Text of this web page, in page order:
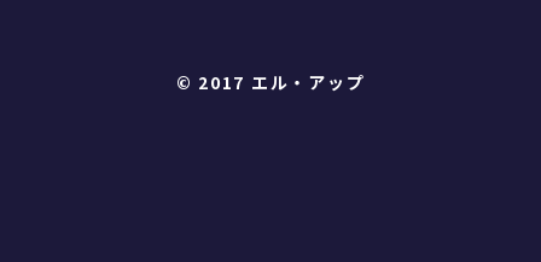
© 2017 エル・アップ